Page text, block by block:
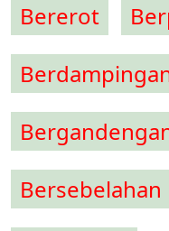
Bererot
Bersebelahan